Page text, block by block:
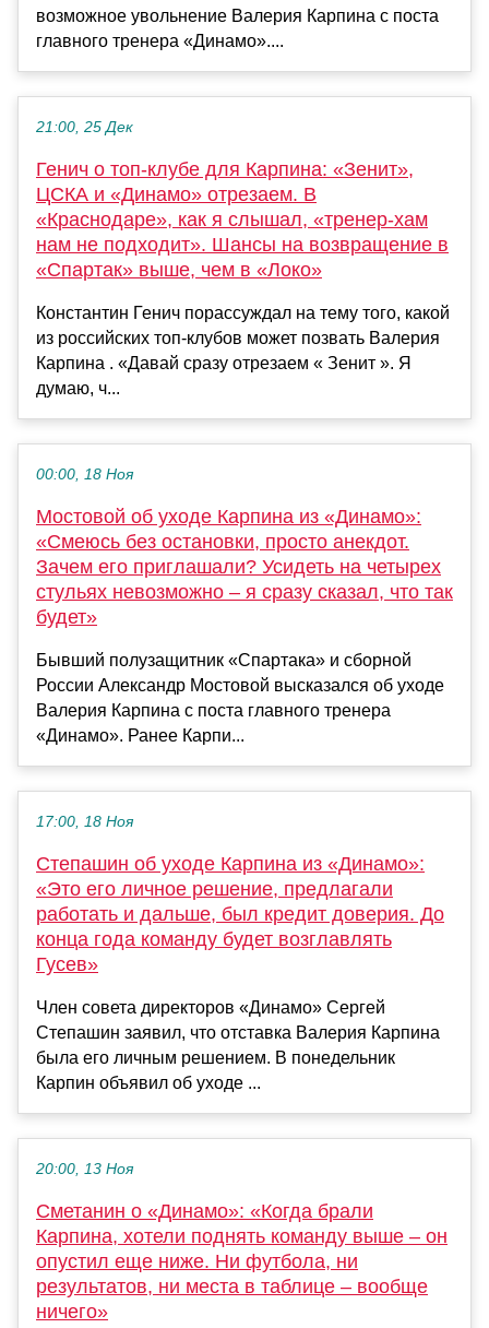
возможное увольнение Валерия Карпина с поста
главного тренера «Динамо»....
21:00, 25 Дек
Генич о топ-клубе для Карпина: «Зенит»,
ЦСКА и «Динамо» отрезаем. В
«Краснодаре», как я слышал, «тренер-хам
нам не подходит». Шансы на возвращение в
«Спартак» выше, чем в «Локо»
Константин Генич порассуждал на тему того, какой
из российских топ-клубов может позвать Валерия
Карпина . «Давай сразу отрезаем « Зенит ». Я
думаю, ч...
00:00, 18 Ноя
Мостовой об уходе Карпина из «Динамо»:
«Смеюсь без остановки, просто анекдот.
Зачем его приглашали? Усидеть на четырех
стульях невозможно – я сразу сказал, что так
будет»
Бывший полузащитник «Спартака» и сборной
России Александр Мостовой высказался об уходе
Валерия Карпина с поста главного тренера
«Динамо». Ранее Карпи...
17:00, 18 Ноя
Степашин об уходе Карпина из «Динамо»:
«Это его личное решение, предлагали
работать и дальше, был кредит доверия. До
конца года команду будет возглавлять
Гусев»
Член совета директоров «Динамо» Сергей
Степашин заявил, что отставка Валерия Карпина
была его личным решением. В понедельник
Карпин объявил об уходе ...
20:00, 13 Ноя
Сметанин о «Динамо»: «Когда брали
Карпина, хотели поднять команду выше – он
опустил еще ниже. Ни футбола, ни
результатов, ни места в таблице – вообще
ничего»